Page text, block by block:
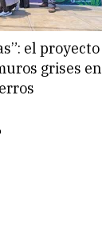
transición: la
redefiniendo
y el